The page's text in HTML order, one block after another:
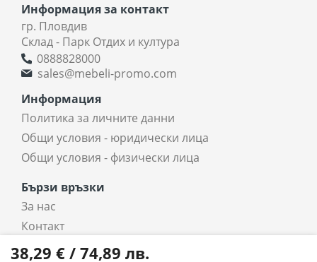
38,29 € / 74,89 лв.
Информация за контакт
гр. Пловдив
Склад - Парк Отдих и култура
0888828000
sales@mebeli-promo.com
Информация
Политика за личните данни
Общи условия - юридически лица
Общи условия - физически лица
Бързи връзки
За нас
Контакт
coradi.bg - интернет магазин